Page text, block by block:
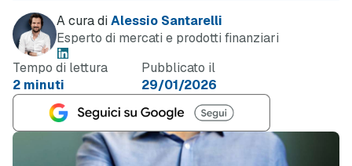
A cura diAlessio Santarelli
Esperto di mercati e prodotti finanziari
Tempo di lettura
2 minuti
Pubblicato il
29/01/2026